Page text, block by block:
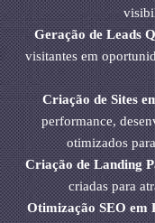
Geração de Leads
visitantes em
Criação de Sites
performance,
otimizados
Criação de Landing
criadas para
Otimização SEO em